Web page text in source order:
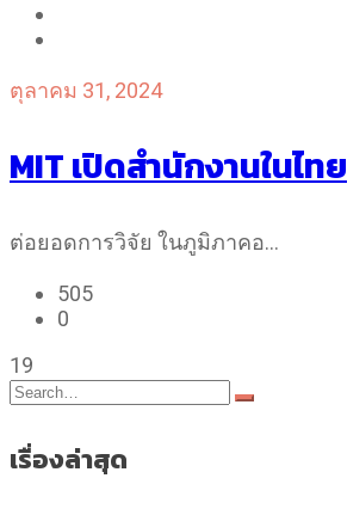
ตุลาคม 31, 2024
MIT เปิดสำนักงานในไทย
ต่อยอดการวิจัย ในภูมิภาคอ…
505
0
19
เรื่องล่าสุด